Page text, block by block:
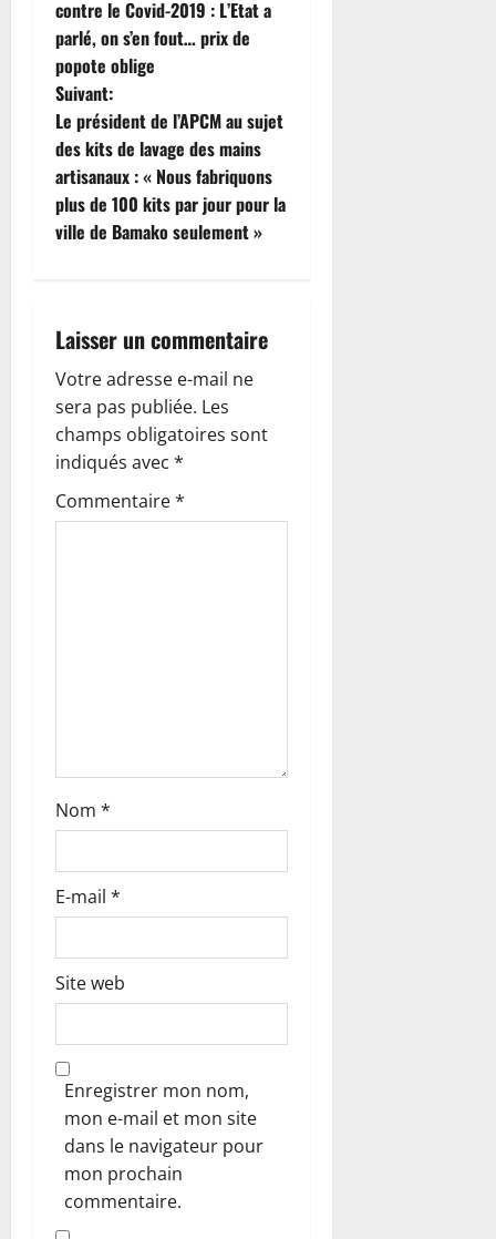
v
i
g
a
t
n
d
’
a
e
contre le Covid-2019 : L’Etat a
parlé, on s’en fout… prix de
popote oblige
Suivant:
Le président de l’APCM au sujet
des kits de lavage des mains
artisanaux : « Nous fabriquons
plus de 100 kits par jour pour la
ville de Bamako seulement »
Laisser un commentaire
Votre adresse e-mail ne
sera pas publiée. Les
champs obligatoires sont
indiqués avec *
Commentaire*
Nom *
E-mail *
Site web
Enregistrer mon nom,
mon e-mail et mon site
dans le navigateur pour
mon prochain
commentaire.